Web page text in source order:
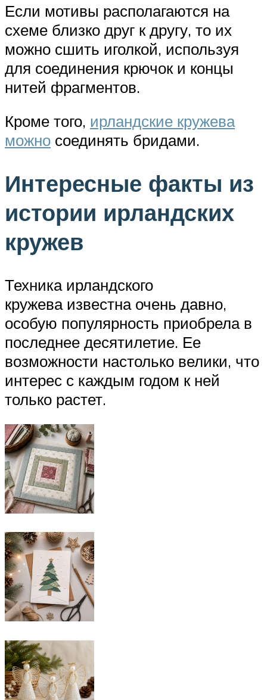
Если мотивы располагаются на
схеме близко друг к другу, то их
можно сшить иголкой, используя
для соединения крючок и концы
нитей фрагментов.
Кроме того, ирландские кружева
можно соединять бридами.
Интересные факты из
истории ирландских
кружев
Техника ирландского
кружева известна очень давно,
особую популярность приобрела в
последнее десятилетие. Ее
возможности настолько велики, что
интерес с каждым годом к ней
только растет.